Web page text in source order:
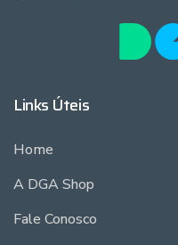
Links Úteis
Home
A DGA Shop
Fale Conosco